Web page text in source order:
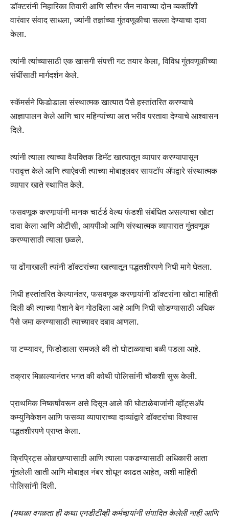
डॉक्टरांनी निहारिका तिवारी आणि सौरभ जैन नावाच्या दोन व्यक्तींशी
वारंवार संवाद साधला, ज्यांनी तज्ञांच्या गुंतवणूकीचा सल्ला देण्याचा दावा
केला.
त्यांनी त्यांच्यासाठी एक खासगी संपत्ती गट तयार केला, विविध गुंतवणूकीच्या
संधींसाठी मार्गदर्शन केले.
स्कॅमर्सने फिडोडाला संस्थात्मक खात्यात पैसे हस्तांतरित करण्याचे
आज्ञापालन केले आणि चार महिन्यांच्या आत भरीव परतावा देण्याचे आश्वासन
दिले.
त्यांनी त्याला त्याच्या वैयक्तिक डिमॅट खात्यातून व्यापार करण्यापासून
परावृत्त केले आणि त्याऐवजी त्याच्या मोबाइलवर सायटॉप अ‍ॅपद्वारे संस्थात्मक
व्यापार खाते स्थापित केले.
फसवणूक करणार्‍यांनी मानक चार्टर्ड वेल्थ फंडशी संबंधित असल्याचा खोटा
दावा केला आणि ओटीसी, आयपीओ आणि संस्थात्मक व्यापारात गुंतवणूक
करण्यासाठी त्याला छळले.
या ढोंगाखाली त्यांनी डॉक्टरांच्या खात्यातून पद्धतशीरपणे निधी मागे घेतला.
निधी हस्तांतरित केल्यानंतर, फसवणूक करणार्‍यांनी डॉक्टरांना खोटा माहिती
दिली की त्याच्या पैशाने बेन गोठविला आहे आणि निधी सोडण्यासाठी अधिक
पैसे जमा करण्यासाठी त्याच्यावर दबाव आणला.
या टप्प्यावर, फिडोडाला समजले की तो घोटाळ्याचा बळी पडला आहे.
तक्रार मिळाल्यानंतर भगत की कोथी पोलिसांनी चौकशी सुरू केली.
प्राथमिक निष्कर्षांवरून असे दिसून आले की घोटाळेबाजांनी व्हॉट्सअ‍ॅप
कम्युनिकेशन आणि फसव्या व्यापाराच्या दाव्यांद्वारे डॉक्टरांचा विश्वास
पद्धतशीरपणे प्राप्त केला.
क्रिप्रिट्स ओळखण्यासाठी आणि त्याला पकडण्यासाठी अधिकारी आता
गुंतलेली खाती आणि मोबाइल नंबर शोधून काढत आहेत, अशी माहिती
पोलिसांनी दिली.
(मथळा वगळता ही कथा एनडीटीव्ही कर्मचार्‍यांनी संपादित केलेली नाही आणि